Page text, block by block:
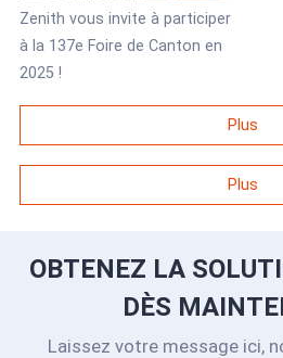
Zenith vous invite à participer
à la 137e Foire de Canton en
2025 !
Plus
Plus
OBTENEZ LA
DÈS
Laissez votre message ici,